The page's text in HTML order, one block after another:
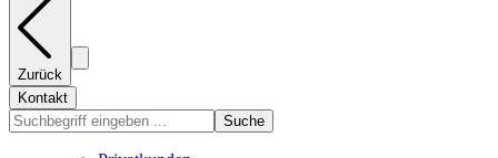
Zurück
Kontakt
Suche